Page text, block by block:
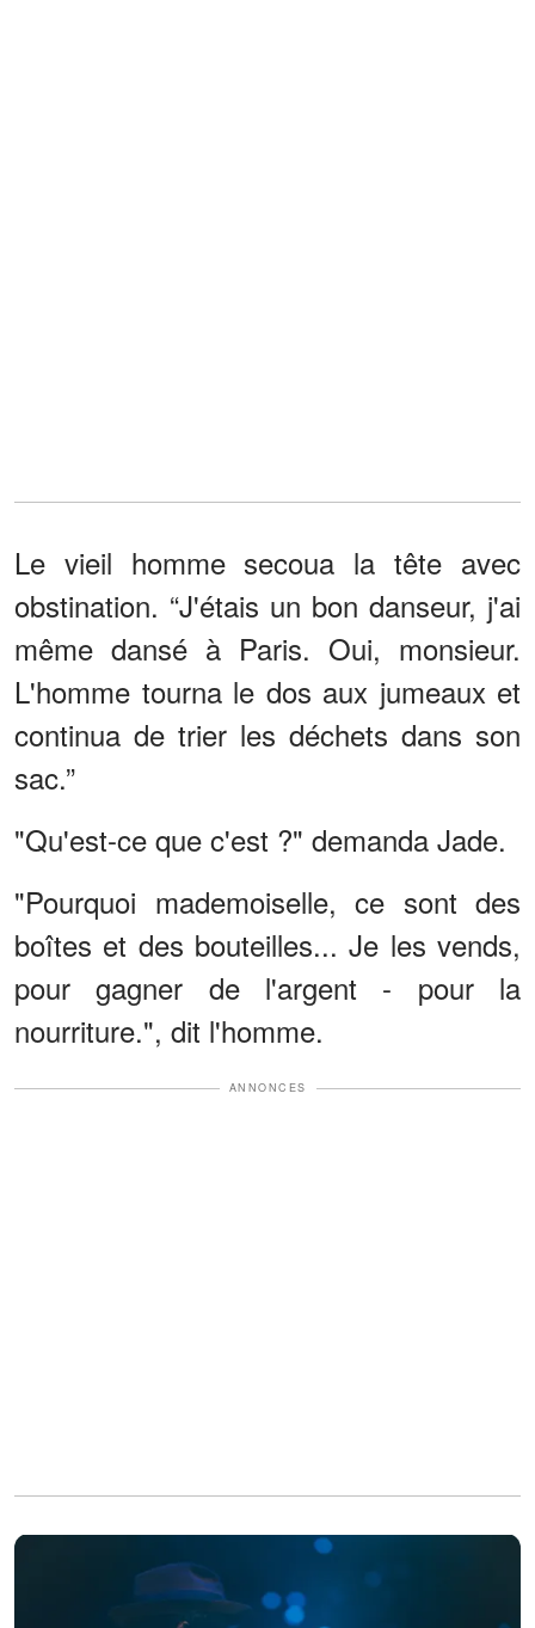
Le vieil homme secoua la tête avec
obstination. “J'étais un bon danseur, j'ai
même dansé à Paris. Oui, monsieur.
L'homme tourna le dos aux jumeaux et
continua de trier les déchets dans son
sac.”
"Qu'est-ce que c'est ?" demanda Jade.
"Pourquoi mademoiselle, ce sont des
boîtes et des bouteilles... Je les vends,
pour gagner de l'argent - pour la
nourriture.", dit l'homme.
ANNONCES